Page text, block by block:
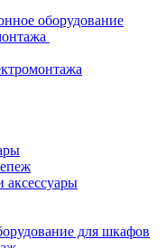
оборудование
аксессуары
для шкафов